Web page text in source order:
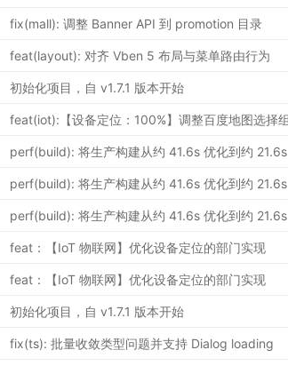
fix(mall): 调整 Banner API 到 promotion 目录
feat(layout): 对齐 Vben 5 布局与菜单路由行为
初始化项目，自 v1.7.1 版本开始
perf(build): 将生产构建从约 41.6s 优化到约 21.6s
perf(build): 将生产构建从约 41.6s 优化到约 21.6s
perf(build): 将生产构建从约 41.6s 优化到约 21.6s
feat：【IoT 物联网】优化设备定位的部门实现
feat：【IoT 物联网】优化设备定位的部门实现
初始化项目，自 v1.7.1 版本开始
fix(ts): 批量收敛类型问题并支持 Dialog loading